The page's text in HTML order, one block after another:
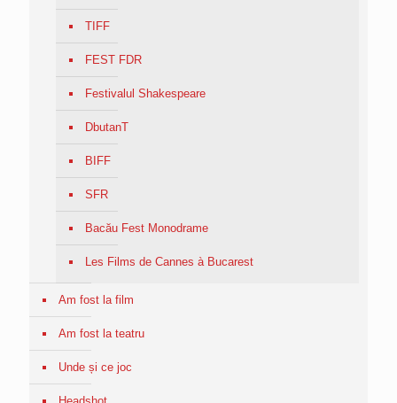
TIFF
FEST FDR
Festivalul Shakespeare
DbutanT
BIFF
SFR
Bacău Fest Monodrame
Les Films de Cannes à Bucarest
Am fost la film
Am fost la teatru
Unde și ce joc